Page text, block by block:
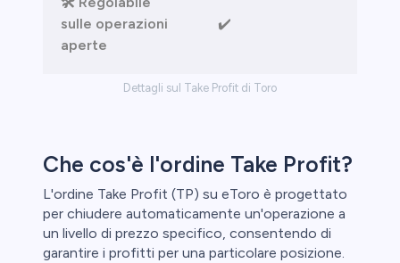
Dettagli sul Take Profit di Toro
sulle operazioni
aperte
✔️
Che cos'è l'ordine Take Profit?
L'ordine Take Profit (TP) su eToro è progettato
per chiudere automaticamente un'operazione a
un livello di prezzo specifico, consentendo di
garantire i profitti per una particolare posizione.